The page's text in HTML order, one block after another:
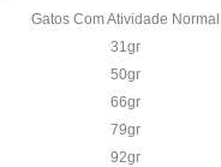
Gatos Com Atividade Normal
31gr
50gr
66gr
79gr
92gr